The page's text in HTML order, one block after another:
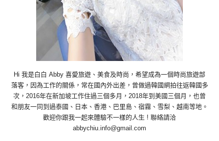
Hi 我是白白 Abby 喜愛旅遊、美食及時尚，希望成為一個時尚旅遊部
落客，因為工作的關係，常在國內外出差，曾做過韓國網拍往返韓國多
次，2016年在新加坡工作住過三個多月，2018年到美國三個月，也曾
和朋友一同到過泰國、日本、香港、巴里島、宿霧、雪梨、越南等地。
歡迎你跟我一起來體驗不一樣的人生 ! 聯絡請洽
abbychiu.info@gmail.com